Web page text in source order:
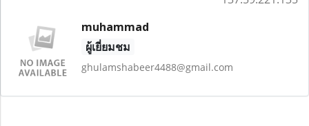
muhammad
ผู้เยี่ยมชม
ghulamshabeer4488@gmail.com